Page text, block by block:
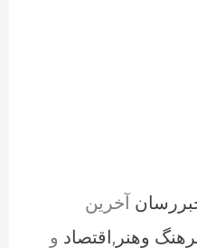
آخرین
وهنر ,اقتصاد و